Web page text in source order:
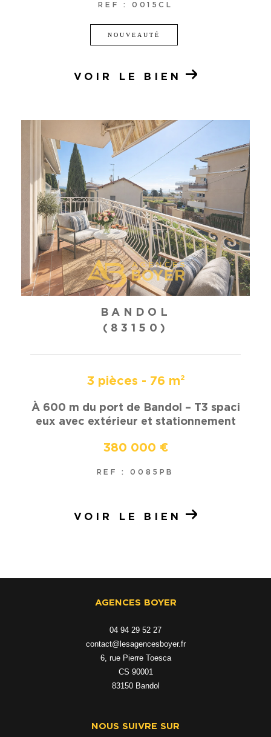
REF : 0015CL
NOUVEAUTÉ
VOIR LE BIEN
BANDOL
(83150)
3 pièces - 76 m²
À 600 m du port de Bandol – T3 spaci
eux avec extérieur et stationnement
380 000 €
REF : 0085PB
VOIR LE BIEN
AGENCES BOYER
04 94 29 52 27
contact@lesagencesboyer.fr
6, rue Pierre Toesca
CS 90001
83150
bandol
NOUS SUIVRE SUR